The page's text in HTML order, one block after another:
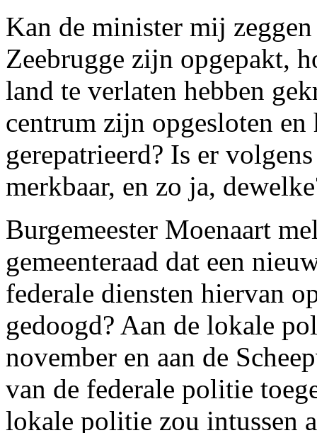
Kan de minister mij
Zeebrugge zijn opgepakt,
land te verlaten hebben
centrum zijn opgesloten
gerepatrieerd? Is er
merkbaar, en zo ja,
Burgemeester Moenaart
gemeenteraad dat een
federale diensten hiervan
gedoogd? Aan de lokale
november en aan de
van de federale politie
lokale politie zou intussen